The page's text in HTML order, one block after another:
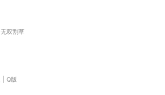
无双割草
Q版